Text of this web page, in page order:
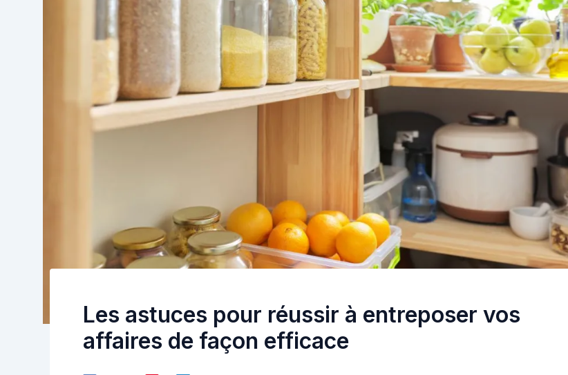
Les astuces pour réussir à entreposer vos
affaires de façon efficace